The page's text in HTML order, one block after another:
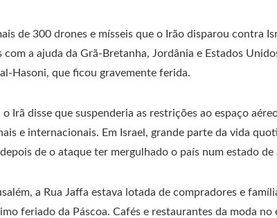
de 300 drones e mísseis que o Irão disparou contra
com a ajuda da Grã-Bretanha, Jordânia e Estados
Hasoni, que ficou gravemente ferida.
Irã disse que suspenderia as restrições ao espaço
e internacionais. Em Israel, grande parte da vida
de o ataque ter mergulhado o país num estado de
a Rua Jaffa estava lotada de compradores e
feriado da Páscoa. Cafés e restaurantes da moda